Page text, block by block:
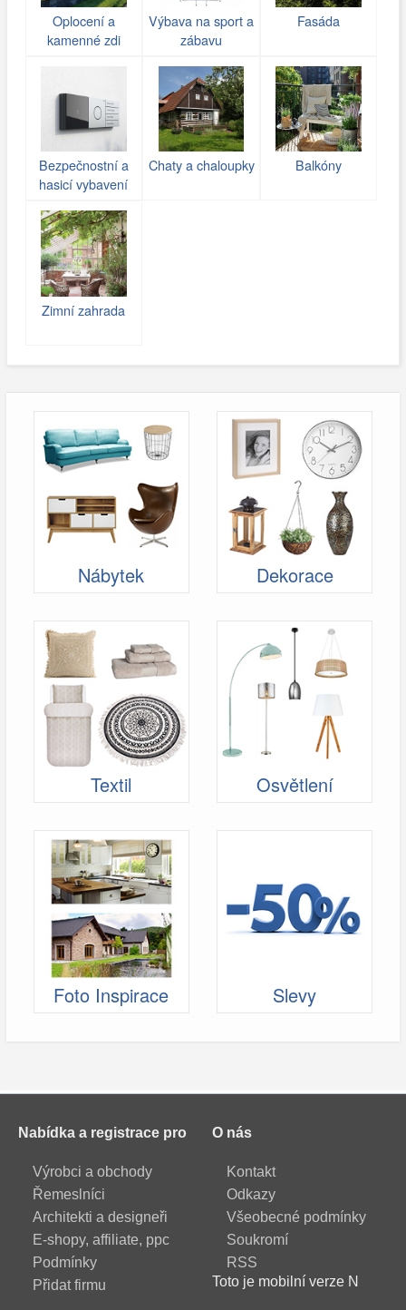
Oplocení a
kamenné zdi
Výbava na sport a
zábavu
Fasáda
Bezpečnostní a
hasicí vybavení
Chaty a chaloupky Balkóny
Zimní zahrada
Nábytek Dekorace
Textil Osvětlení
Foto Inspirace Slevy
Nabídka a registrace pro
Výrobci a obchody
Řemeslníci
Architekti a designeři
E-shopy, affiliate, ppc
Podmínky
Přidat firmu
O nás
Kontakt
Odkazy
Všeobecné podmínky
Soukromí
RSS
Toto je mobilní verze N